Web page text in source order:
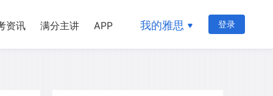
资讯 满分主讲 APP 我的雅思 登录